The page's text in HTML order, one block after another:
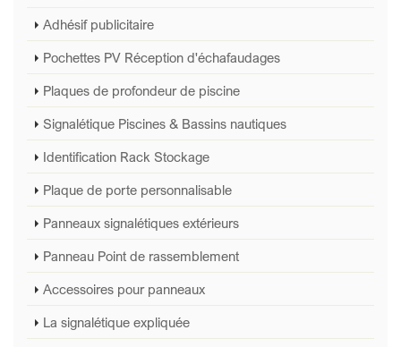
Adhésif publicitaire
Pochettes PV Réception d'échafaudages
Plaques de profondeur de piscine
Signalétique Piscines & Bassins nautiques
Identification Rack Stockage
Plaque de porte personnalisable
Panneaux signalétiques extérieurs
Panneau Point de rassemblement
Accessoires pour panneaux
La signalétique expliquée